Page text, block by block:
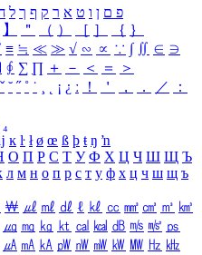
פ ם ן ו ט א ר ק ף ך ל
】 ＂ （ ） ［ ］ ｛ ｝
≡ ≒ ≪ ≫ √ ∽ ∝ ∵ ∫ ∬ ∈ ∋
∮ ∑ ∏ ＋ － ＜ ＝
＞
ˇ ˘ ˝ ˚ ˙ ¸ ¡ ¿ ː ！ ＇ ， ． ／
：
₄
ĸ ŀ ł ø œ ß þ ŧ ŋ ŉ
О П Р С Т У Ф Х Ц Ч Ш Щ Ъ
л м н о п р с т у ф х ц ч ш щ ъ
￦ ㎕ ㎖ ㎗ ℓ ㎘ ㏄ ㎣ ㎤ ㎥ ㎦
㎍ ㎎ ㎏ ㏏ ㎈ ㎉ ㏈ ㎧ ㎨ ㎰
㎂ ㎃ ㎄ ㎺ ㎻ ㎽ ㎾ ㎿ ㎐ ㎑